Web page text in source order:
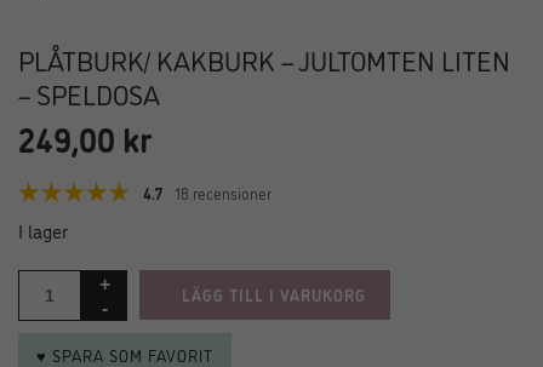
PLÅTBURK/ KAKBURK – JULTOMTEN LITEN
– SPELDOSA
249,00 kr
4.7 18 recensioner
I lager
LÄGG TILL I VARUKORG
♥ SPARA SOM FAVORIT